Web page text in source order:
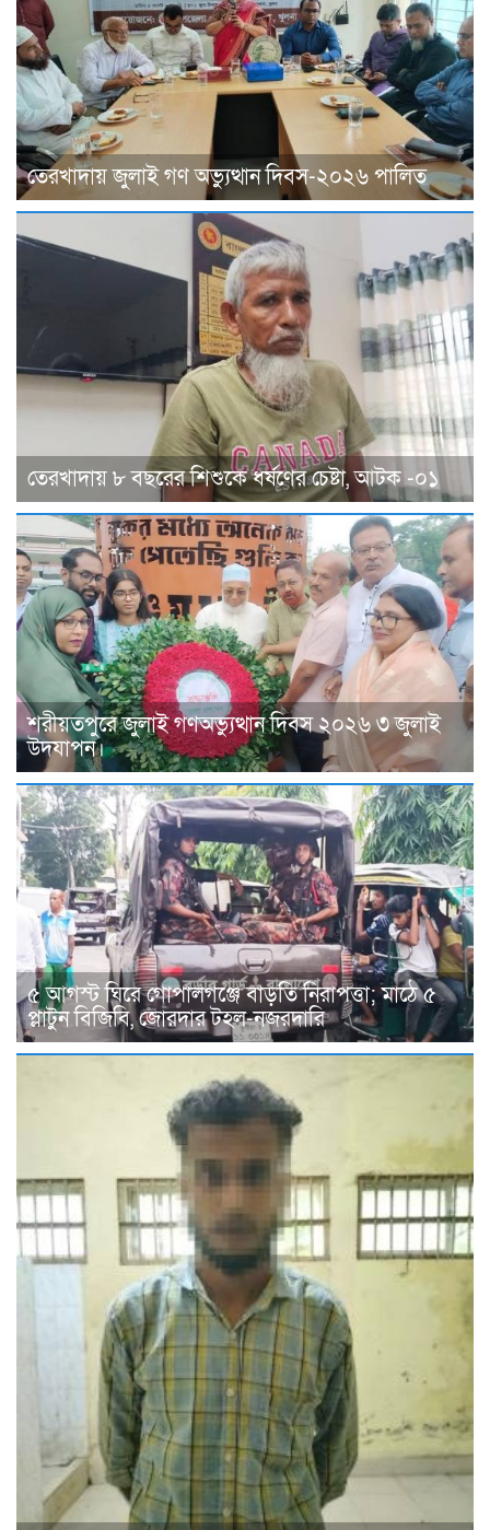
তেরখাদায় জুলাই গণ অভ্যুত্থান দিবস-২০২৬ পালিত
তেরখাদায় ৮ বছরের শিশুকে ধর্ষণের চেষ্টা, আটক -০১
শরীয়তপুরে জুলাই গণঅভ্যুত্থান দিবস ২০২৬ ৩ জুলাই
উদযাপন।
৫ আগস্ট ঘিরে গোপালগঞ্জে বাড়তি নিরাপত্তা; মাঠে ৫
প্লাটুন বিজিবি, জোরদার টহল-নজরদারি